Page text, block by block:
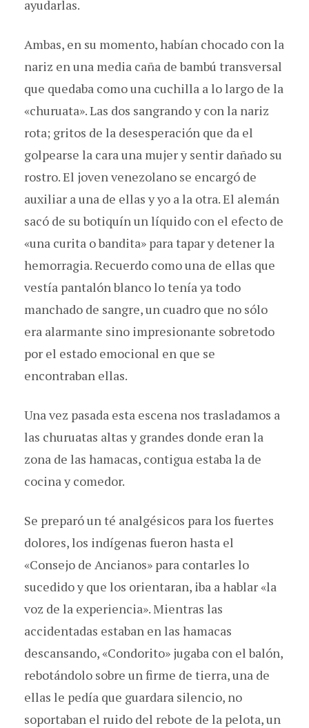
ayudarlas.
Ambas, en su momento, habían chocado con la
nariz en una media caña de bambú transversal
que quedaba como una cuchilla a lo largo de la
«churuata». Las dos sangrando y con la nariz
rota; gritos de la desesperación que da el
golpearse la cara una mujer y sentir dañado su
rostro. El joven venezolano se encargó de
auxiliar a una de ellas y yo a la otra. El alemán
sacó de su botiquín un líquido con el efecto de
«una curita o bandita» para tapar y detener la
hemorragia. Recuerdo como una de ellas que
vestía pantalón blanco lo tenía ya todo
manchado de sangre, un cuadro que no sólo
era alarmante sino impresionante sobretodo
por el estado emocional en que se
encontraban ellas.
Una vez pasada esta escena nos trasladamos a
las churuatas altas y grandes donde eran la
zona de las hamacas, contigua estaba la de
cocina y comedor.
Se preparó un té analgésicos para los fuertes
dolores, los indígenas fueron hasta el
«Consejo de Ancianos» para contarles lo
sucedido y que los orientaran, iba a hablar «la
voz de la experiencia». Mientras las
accidentadas estaban en las hamacas
descansando, «Condorito» jugaba con el balón,
rebotándolo sobre un firme de tierra, una de
ellas le pedía que guardara silencio, no
soportaban el ruido del rebote de la pelota, un